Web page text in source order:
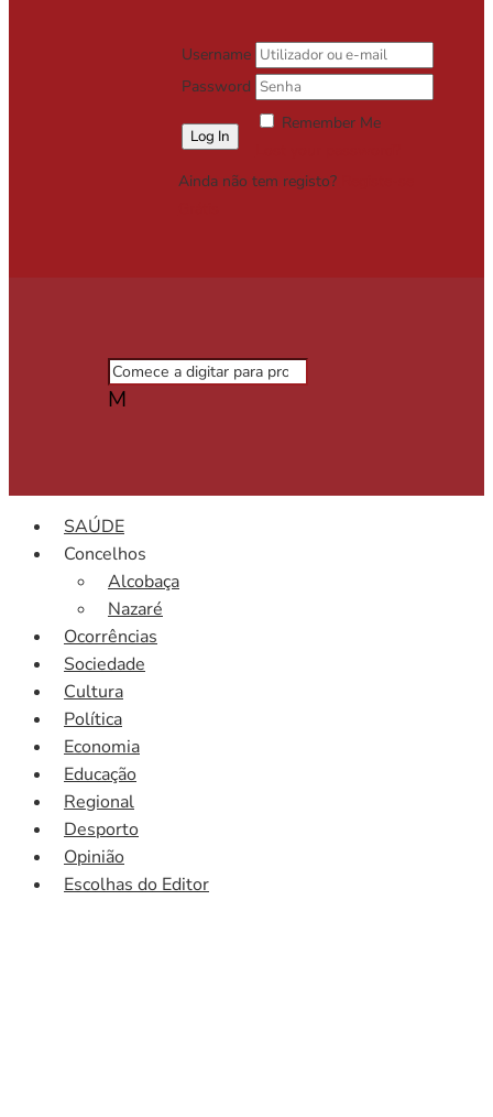
Username
Password
Remember Me
Ainda não tem registo?
M
SAÚDE
Concelhos
Alcobaça
Nazaré
Ocorrências
Sociedade
Cultura
Política
Economia
Educação
Regional
Desporto
Opinião
Escolhas do Editor